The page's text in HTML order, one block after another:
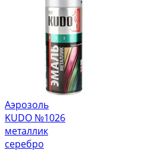
Аэрозоль
KUDO №1026
металлик
серебро